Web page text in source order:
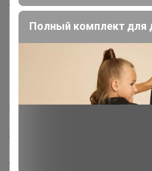
указали свое пожелание в
заказывать
желательно уточнить у меня о
МЕБЕЛЬ дополнительно не
заводской упаковке
3. Картонные коробки
что они приходят в
Полный комплект для